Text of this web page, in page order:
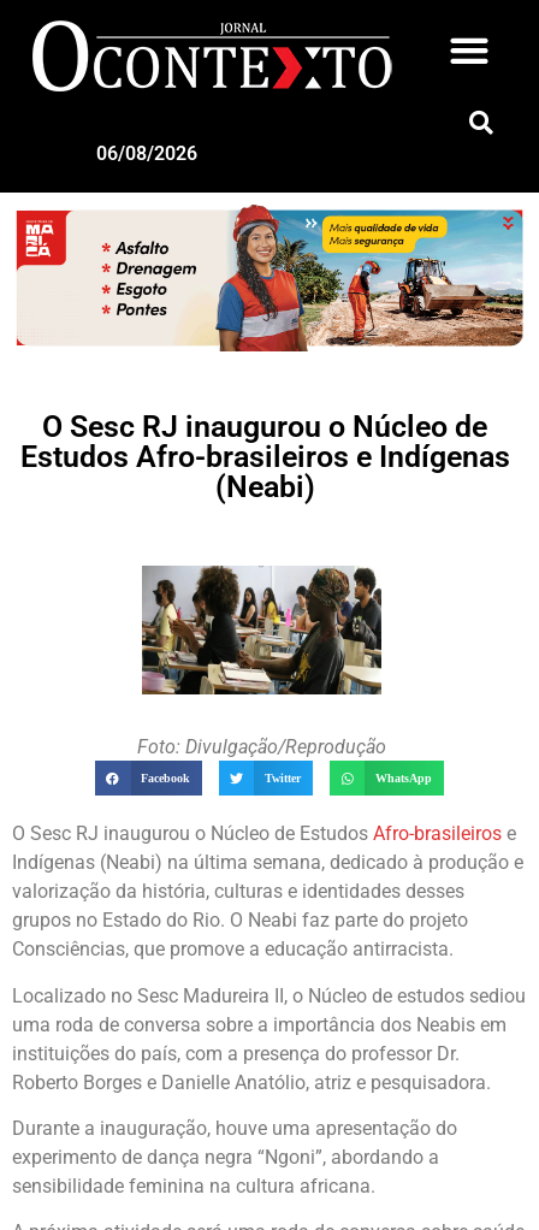
06/08/2026
O Sesc RJ inaugurou o Núcleo de
Estudos Afro-brasileiros e Indígenas
(Neabi)
Foto: Divulgação/Reprodução
Facebook Twitter WhatsApp
O Sesc RJ inaugurou o Núcleo de Estudos Afro-brasileiros e
Indígenas (Neabi) na última semana, dedicado à produção e
valorização da história, culturas e identidades desses
grupos no Estado do Rio. O Neabi faz parte do projeto
Consciências, que promove a educação antirracista.
Localizado no Sesc Madureira II, o Núcleo de estudos sediou
uma roda de conversa sobre a importância dos Neabis em
instituições do país, com a presença do professor Dr.
Roberto Borges e Danielle Anatólio, atriz e pesquisadora.
Durante a inauguração, houve uma apresentação do
experimento de dança negra “Ngoni”, abordando a
sensibilidade feminina na cultura africana.